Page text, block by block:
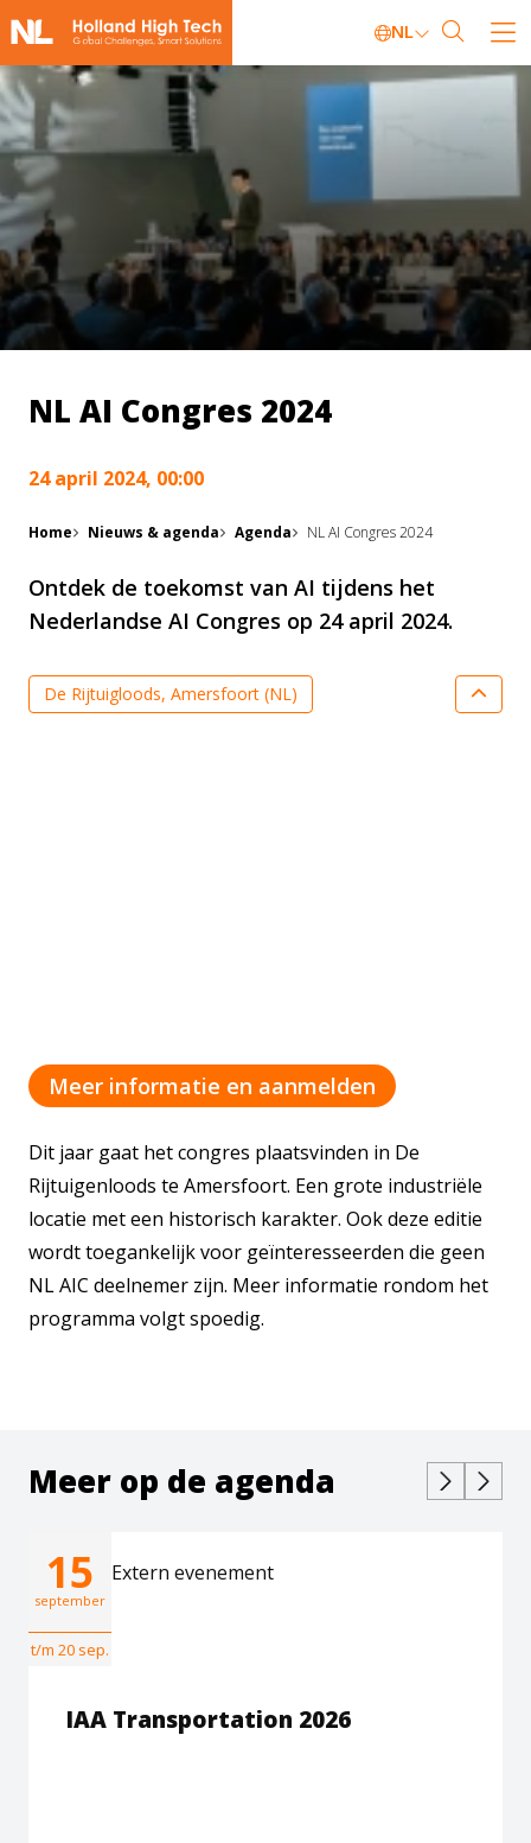
NL
NL AI Congres 2024
24 april 2024, 00:00
Home Nieuws & agenda Agenda NL AI Congres 2024
Ontdek de toekomst van AI tijdens het
Nederlandse AI Congres op 24 april 2024.
De Rijtuigloods, Amersfoort (NL)
Meer informatie en aanmelden
Dit jaar gaat het congres plaatsvinden in De
Rijtuigenloods te Amersfoort. Een grote industriële
locatie met een historisch karakter. Ook deze editie
wordt toegankelijk voor geïnteresseerden die geen
NL AIC deelnemer zijn. Meer informatie rondom het
programma volgt spoedig.
Meer op de agenda
15
september
t/m 20 sep.
Extern evenement
IAA Transportation 2026